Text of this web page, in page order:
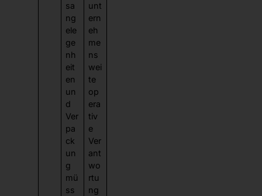
sa
ng
ele
ge
nh
eit
en
un
d
Ver
pa
ck
un
g
mü
ss
unt
ern
eh
me
ns
wei
te
op
era
tiv
e
Ver
ant
wo
rtu
ng